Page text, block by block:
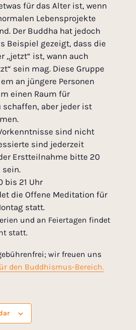
für das Alter ist, wenn
Lebensprojekte
Der Buddha hat jedoch
Beispiel gezeigt, dass die
„jetzt“ ist, wann auch
sein mag. Diese Gruppe
an jüngere Personen
einen Raum für
aber jeder ist
sind nicht
sind jederzeit
Erstteilnahme bitte 20
sein.
bis 21 Uhr
die Offene Meditation für
statt.
und an Feiertagen findet
statt.
wir freuen uns
den Buddhismus-Bereich.